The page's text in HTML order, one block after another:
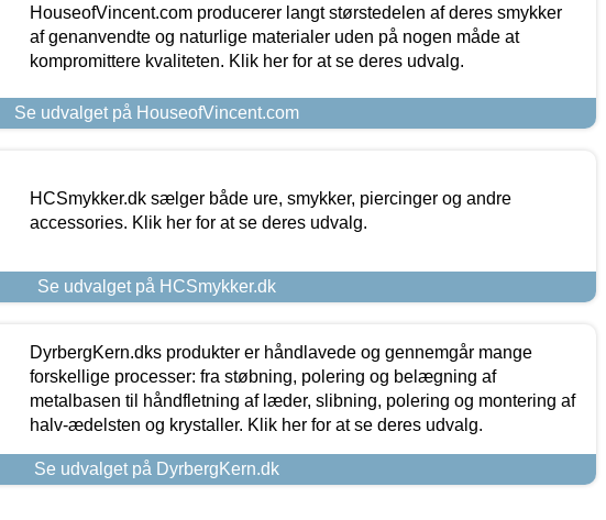
HouseofVincent.com producerer langt størstedelen af deres smykker
af genanvendte og naturlige materialer uden på nogen måde at
kompromittere kvaliteten. Klik her for at se deres udvalg.
Se udvalget på HouseofVincent.com
HCSmykker.dk sælger både ure, smykker, piercinger og andre
accessories. Klik her for at se deres udvalg.
Se udvalget på HCSmykker.dk
DyrbergKern.dks produkter er håndlavede og gennemgår mange
forskellige processer: fra støbning, polering og belægning af
metalbasen til håndfletning af læder, slibning, polering og montering af
halv-ædelsten og krystaller. Klik her for at se deres udvalg.
Se udvalget på DyrbergKern.dk